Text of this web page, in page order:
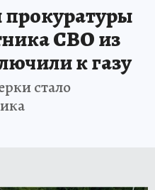
СВО из
к газу
стало